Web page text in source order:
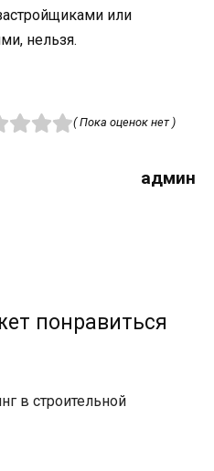
или
нельзя.
( Пока оценок нет )
админ
понравиться
в строительной